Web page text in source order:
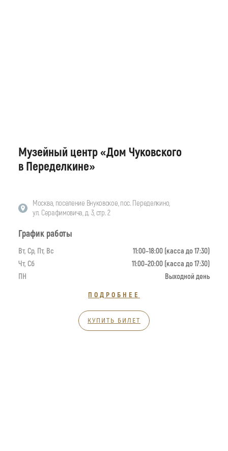
Музейный центр «Дом Чуковского
в Переделкине»
Москва, поселение Внуковское, пос. Переделкино,
ул. Серафимовича, д. 3, стр. 2
График работы
Вт, Ср, Пт, Вс
11:00–18:00 (касса до 17:30)
Чт, Сб
11:00–20:00 (касса до 17:30)
ПН
Выходной день
ПОДРОБНЕЕ
КУПИТЬ БИЛЕТ